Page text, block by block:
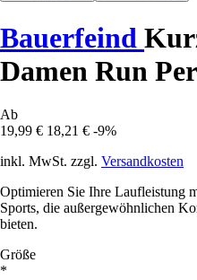
Bauerfeind
Damen Run
Ab
19,99 € 18,21 € -9%
inkl. MwSt. zzgl. Versandkosten
Optimieren Sie Ihre Laufleistung
Sports, die außergewöhnlichen
bieten.
Größe
*